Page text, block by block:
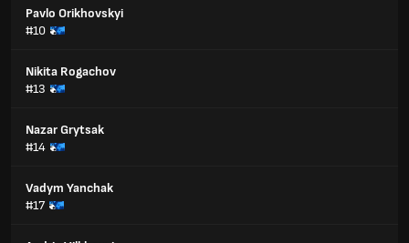
Pavlo Orikhovskyi
#10
Nikita Rogachov
#13
Nazar Grytsak
#14
Vadym Yanchak
#17